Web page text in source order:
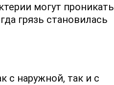
могут проникать
грязь становилась
с наружной, так и с